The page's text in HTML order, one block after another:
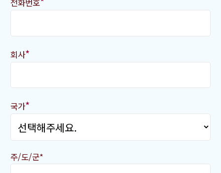
전화번호
회사*
국가*
주/도/군*